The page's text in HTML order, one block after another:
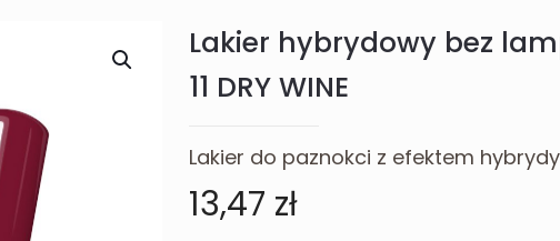
Lakier hybrydowy bez
11 DRY WINE
Lakier do paznokci z efektem hybrydy
13,47 zł